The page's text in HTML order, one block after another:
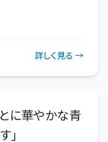
詳しく見る →
に華やかな青
」